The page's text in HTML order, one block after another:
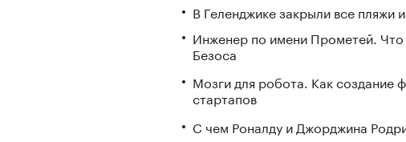
В Геленджике закрыли все пляжи
Инженер по имени Прометей.
Безоса
Мозги для робота. Как создание
стартапов
С чем Роналду и Джорджина